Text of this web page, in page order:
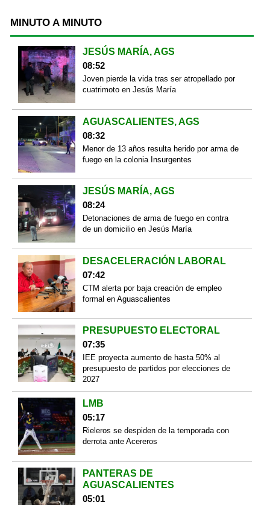
MINUTO A MINUTO
JESÚS MARÍA, AGS
08:52
Joven pierde la vida tras ser atropellado por
cuatrimoto en Jesús María
AGUASCALIENTES, AGS
08:32
Menor de 13 años resulta herido por arma de
fuego en la colonia Insurgentes
JESÚS MARÍA, AGS
08:24
Detonaciones de arma de fuego en contra
de un domicilio en Jesús María
DESACELERACIÓN LABORAL
07:42
CTM alerta por baja creación de empleo
formal en Aguascalientes
PRESUPUESTO ELECTORAL
07:35
IEE proyecta aumento de hasta 50% al
presupuesto de partidos por elecciones de
2027
LMB
05:17
Rieleros se despiden de la temporada con
derrota ante Acereros
PANTERAS DE
AGUASCALIENTES
05:01